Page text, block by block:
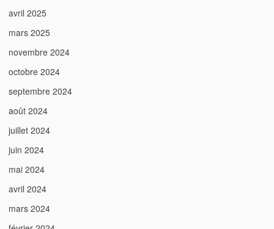
avril 2025
mars 2025
novembre 2024
octobre 2024
septembre 2024
août 2024
juillet 2024
juin 2024
mai 2024
avril 2024
mars 2024